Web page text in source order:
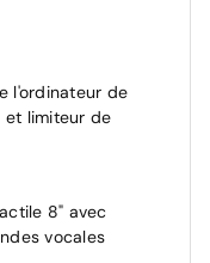
l'ordinateur de
et limiteur de
8" avec
vocales